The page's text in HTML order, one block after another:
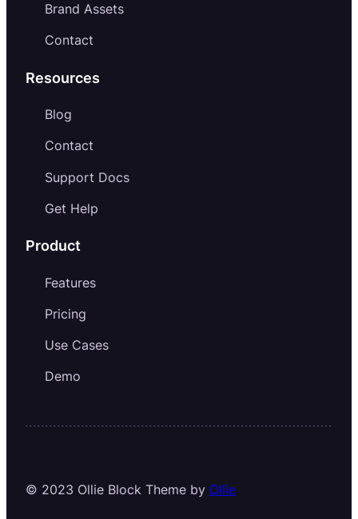
Brand Assets
Contact
Resources
Blog
Contact
Support Docs
Get Help
Product
Features
Pricing
Use Cases
Demo
© 2023 Ollie Block Theme by Ollie